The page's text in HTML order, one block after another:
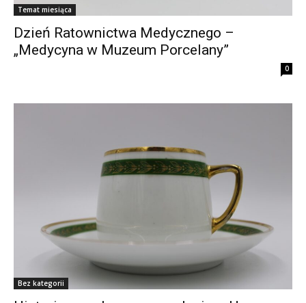
Temat miesiąca
Dzień Ratownictwa Medycznego –
„Medycyna w Muzeum Porcelany”
0
Bez kategorii